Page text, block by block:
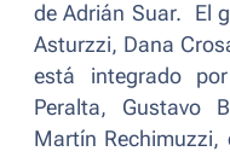
de Adrián Suar. El
Asturzzi, Dana
está integrado
Peralta, Gustavo
Martín